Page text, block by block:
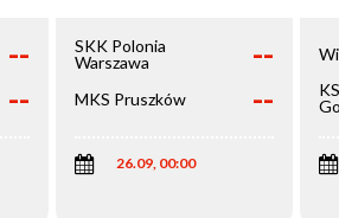
--
--
SKK Polonia
Warszawa
--
MKS Pruszków --
26.09, 00:00